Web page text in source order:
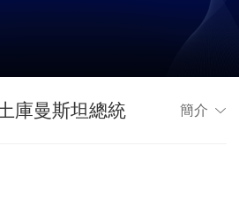
庫曼斯坦總統 簡介